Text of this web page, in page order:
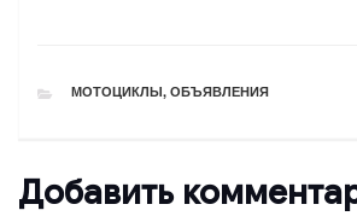
РУБРИКИ
МОТОЦИКЛЫ, ОБЪЯВЛЕНИЯ
Добавить